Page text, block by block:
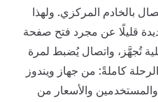
بالخادم المركزي. ولهذا
قليلًا عن مجرد فتح صفحة
تُجهَّز، واتصال يُضبط لمرة
كاملةً: من جهاز ويندوز
والأسعار من